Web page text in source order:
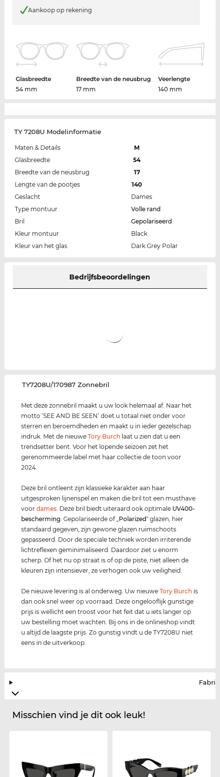
Aankoop op rekening
Glasbreedte
54 mm
Breedte van de neusbrug
17 mm
Veerlengte
140 mm
TY 7208U Modelinformatie
Maten & Details
M
Glasbreedte
54
Breedte van de neusbrug
17
Lengte van de pootjes
140
Geslacht
Dames
Type montuur
Volle rand
Bril
Gepolariseerd
Kleur montuur
Black
Kleur van het glas
Dark Grey Polar
Bedrijfsbeoordelingen
‌TY7208U/170987 Zonnebril
Met deze zonnebril maakt u uw look helemaal af. Naar het
motto ‘SEE AND BE SEEN’ doet u totaal niet onder voor
sterren en beroemdheden en maakt u in ieder gezelschap
indruk. Met de nieuweTory Burch laat u zien dat u een
trendsetter bent. Voor het lopende seizoen zet het
gerenommeerde label met haar collectie de toon voor
2024.
Deze bril ontleent zijn klassieke karakter aan haar
uitgesproken lijnenspel en maken die bril tot een musthave
voordames. Deze bril biedt uiteraard ook optimale UV400-
bescherming. Gepolariseerde of „Polarized" glazen, hier
standaard gegeven, zijn gewone glazen ruimschoots
gepasseerd. Door de speciale techniek worden irriterende
lichtreflexen geminimaliseerd. Daardoor ziet u enorm
scherp. Of het nu op straat is of op de piste, niet alleen de
kleuren zijn intensiever, ze verhogen ook uw veiligheid.
De nieuwe levering is al onderweg. Uw nieuweTory Burch is
dan ook snel weer op voorraad. Deze ongelooflijk gunstige
prijs is wellicht een troost voor het feit dat u iets langer op
uw bestelling moet wachten. Bij ons in de onlineshop vindt
u altijd de laagste prijs. Zo gunstig vindt u de TY7208U niet
eens in de uitverkoop.
Misschien vind je dit ook leuk!